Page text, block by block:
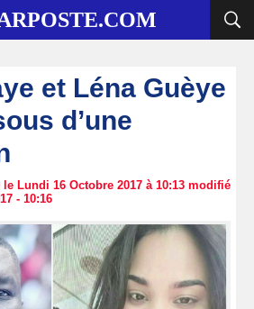
et Léna Guèye
d’une
le Lundi 16 Octobre 2017 à 10:13 modifié
- 10:16